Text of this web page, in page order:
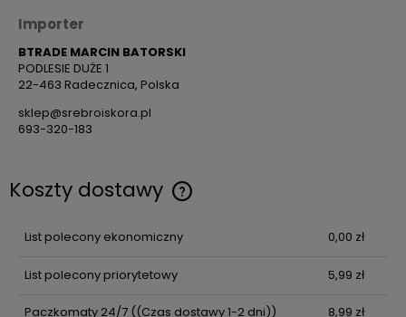
Importer
BTRADE MARCIN BATORSKI
PODLESIE DUŻE 1
22-463 Radecznica, Polska
sklep@srebroiskora.pl
693-320-183
Koszty dostawy
Cena nie zawiera ewentualnych kosztów płatności
List polecony ekonomiczny
0,00 zł
List polecony priorytetowy 5,99 zł
Paczkomaty 24/7((Czas dostawy 1-2 dni)) 8,99 zł